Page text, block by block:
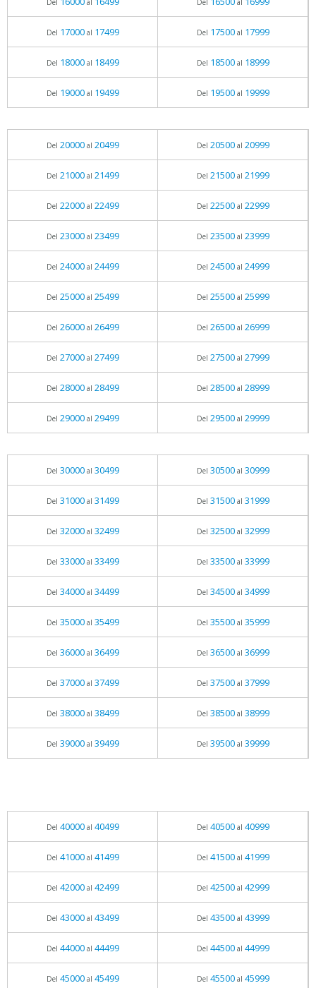
Del al Del al
Del 17000al 17499 Del 17500al 17999
Del 18000al 18499 Del 18500al 18999
Del 19000al 19499 Del 19500al 19999
Del 20000al 20499 Del 20500al 20999
Del 21000al 21499 Del 21500al 21999
Del 22000al 22499 Del 22500al 22999
Del 23000al 23499 Del 23500al 23999
Del 24000al 24499 Del 24500al 24999
Del 25000al 25499 Del 25500al 25999
Del 26000al 26499 Del 26500al 26999
Del 27000al 27499 Del 27500al 27999
Del 28000al 28499 Del 28500al 28999
Del 29000al 29499 Del 29500al 29999
Del 30000al 30499 Del 30500al 30999
Del 31000al 31499 Del 31500al 31999
Del 32000al 32499 Del 32500al 32999
Del 33000al 33499 Del 33500al 33999
Del 34000al 34499 Del 34500al 34999
Del 35000al 35499 Del 35500al 35999
Del 36000al 36499 Del 36500al 36999
Del 37000al 37499 Del 37500al 37999
Del 38000al 38499 Del 38500al 38999
Del 39000al 39499 Del 39500al 39999
Del 40000al 40499 Del 40500al 40999
Del 41000al 41499 Del 41500al 41999
Del 42000al 42499 Del 42500al 42999
Del 43000al 43499 Del 43500al 43999
Del 44000al 44499 Del 44500al 44999
Del 45000al 45499 Del 45500al 45999